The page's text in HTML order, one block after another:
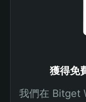
獲得免
我們在 Bitget